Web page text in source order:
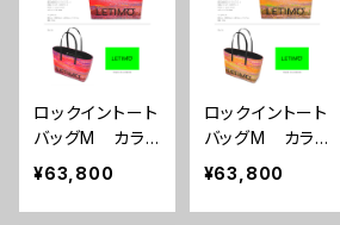
ロックイントート
バッグM カラ
ー/シティーサン
セット ■配送
まで約１か月
¥63,800
ロックイントート
バッグM カラ
ー/シティーサン
ライズ ■配送
まで約１か月
¥63,800